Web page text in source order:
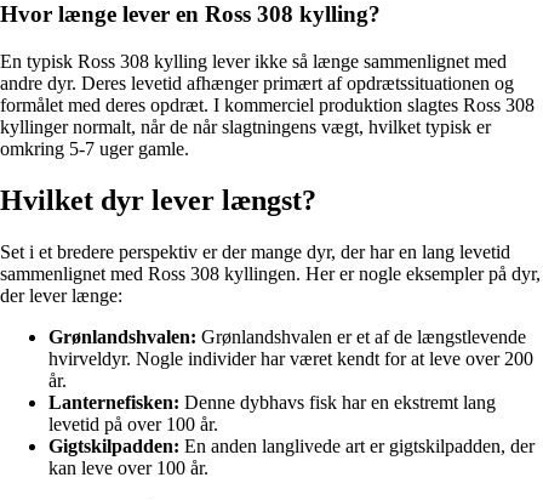
Hvor længe lever en Ross 308 kylling?
En typisk Ross 308 kylling lever ikke så længe sammenlignet med
andre dyr. Deres levetid afhænger primært af opdrætssituationen og
formålet med deres opdræt. I kommerciel produktion slagtes Ross 308
kyllinger normalt, når de når slagtningens vægt, hvilket typisk er
omkring 5-7 uger gamle.
Hvilket dyr lever længst?
Set i et bredere perspektiv er der mange dyr, der har en lang levetid
sammenlignet med Ross 308 kyllingen. Her er nogle eksempler på dyr,
der lever længe:
Grønlandshvalen: Grønlandshvalen er et af de længstlevende
hvirveldyr. Nogle individer har været kendt for at leve over 200
år.
Lanternefisken: Denne dybhavs fisk har en ekstremt lang
levetid på over 100 år.
Gigtskilpadden: En anden langlivede art er gigtskilpadden, der
kan leve over 100 år.